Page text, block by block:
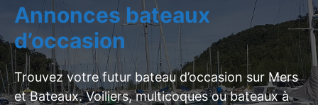
Annonces bateaux
d’occasion
Trouvez votre futur bateau d’occasion sur Mers
et Bateaux. Voiliers, multicoques ou bateaux à